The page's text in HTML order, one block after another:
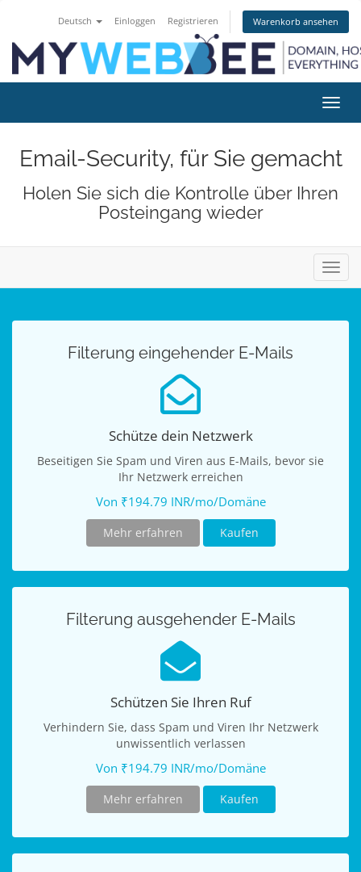
Deutsch Einloggen Registrieren Warenkorb ansehen
ein-/
Email-Security, für Sie gemacht
Holen Sie sich die Kontrolle über Ihren
Posteingang wieder
ein-/
Filterung eingehender E-Mails
Schütze dein Netzwerk
Beseitigen Sie Spam und Viren aus E-Mails, bevor sie
Ihr Netzwerk erreichen
Von ₹194.79 INR/mo/Domäne
Mehr erfahren Kaufen
Filterung ausgehender E-Mails
Schützen Sie Ihren Ruf
Verhindern Sie, dass Spam und Viren Ihr Netzwerk
unwissentlich verlassen
Von ₹194.79 INR/mo/Domäne
Mehr erfahren Kaufen